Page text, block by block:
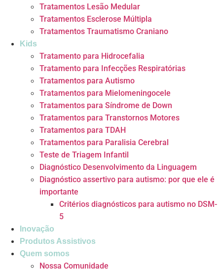
Tratamentos Lesão Medular
Tratamentos Esclerose Múltipla
Tratamentos Traumatismo Craniano
Kids
Tratamento para Hidrocefalia
Tratamento para Infecções Respiratórias
Tratamentos para Autismo
Tratamentos para Mielomeningocele
Tratamentos para Síndrome de Down
Tratamentos para Transtornos Motores
Tratamentos para TDAH
Tratamentos para Paralisia Cerebral
Teste de Triagem Infantil
Diagnóstico Desenvolvimento da Linguagem
Diagnóstico assertivo para autismo: por que ele é
importante
Critérios diagnósticos para autismo no DSM-
5
Inovação
Produtos Assistivos
Quem somos
Nossa Comunidade